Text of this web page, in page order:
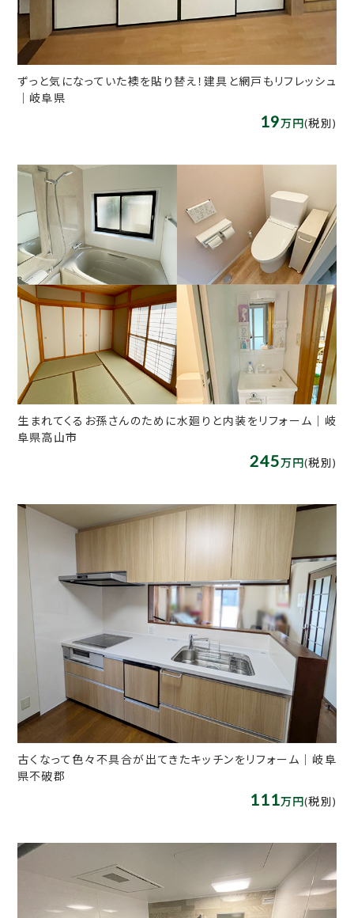
ずっと気になっていた襖を貼り替え！建具と網戸もリフレッシュ
｜岐阜県
19万円(税別)
生まれてくるお孫さんのために水廻りと内装をリフォーム｜岐
阜県高山市
245万円(税別)
古くなって色々不具合が出てきたキッチンをリフォーム｜岐阜
県不破郡
111万円(税別)